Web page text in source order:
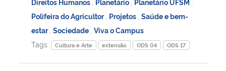
Polifeira do Agricultor Projetos Saúde e bem-
estar Sociedade Viva o Campus
Tags:
Cultura e Arte extensão ODS 04 ODS 17